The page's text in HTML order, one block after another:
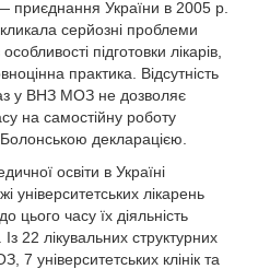
приєднання України в 2005 р.
серйозні проблеми
підготовки лікарів,
практика. Відсутність
у ВНЗ МОЗ не дозволяє
на самостійну роботу
декларацією.
освіти в Україні
лікарень
цього часу їх діяльність
22 лікувальних структурних
7 університетських клінік та